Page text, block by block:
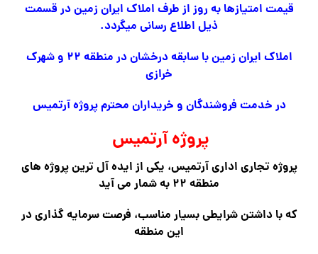
قیمت امتیازها به روز از طرف املاک ایران زمین در قسمت
ذیل اطلاع رسانی میگردد.
املاک ایران زمین با سابقه درخشان در منطقه ۲۲ و شهرک
خرازی
در خدمت فروشندگان و خریداران محترم پروژه آرتمیس
پروژه آرتمیس
پروژه تجاری اداری آرتمیس، یکی از ایده آل ترین پروژه های
منطقه ۲۲ به شمار می آید
که با داشتن شرایطی بسیار مناسب، فرصت سرمایه گذاری در
این منطقه